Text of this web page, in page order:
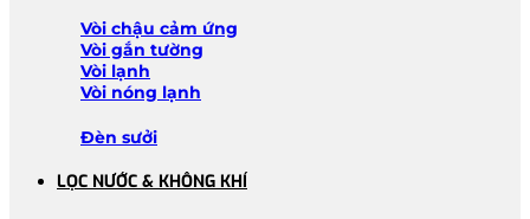
Vòi chậu cảm ứng
Vòi gắn tường
Vòi lạnh
Vòi nóng lạnh
Đèn sưởi
LỌC NƯỚC & KHÔNG KHÍ